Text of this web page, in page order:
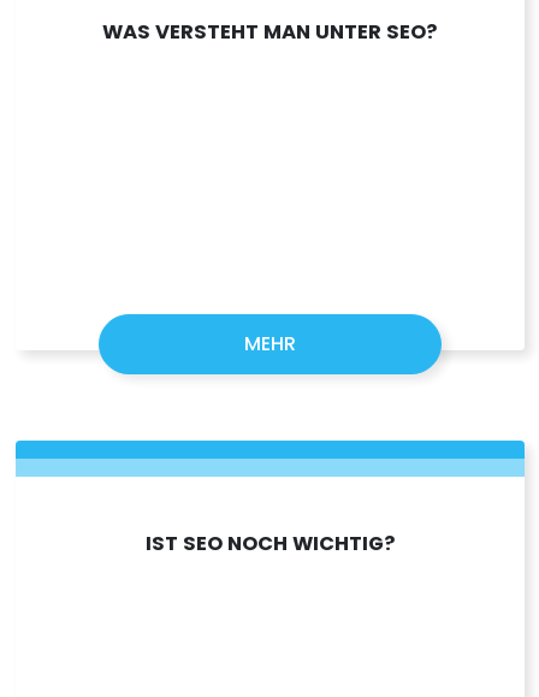
WAS VERSTEHT MAN UNTER SEO?
MEHR
IST SEO NOCH WICHTIG?